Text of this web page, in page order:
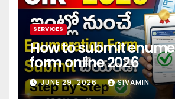
SERVICES
How to submit
form online 2026
JUNE 29, 2026 SIVAMIN